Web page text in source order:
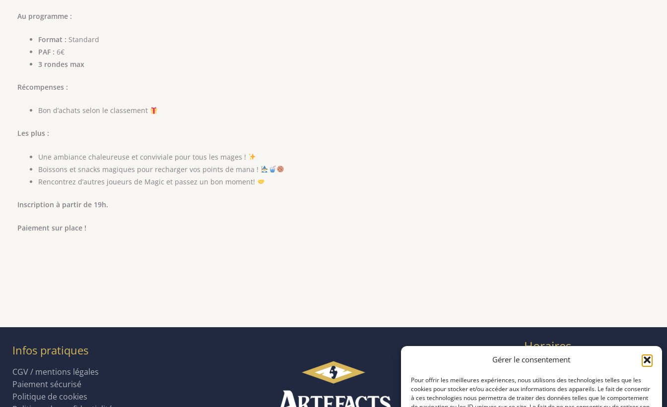
Gérer le consentement
Pour offrir les meilleures expériences, nous utilisons des technologies telles que les
cookies pour stocker et/ou accéder aux informations des appareils. Le fait de consentir
à ces technologies nous permettra de traiter des données telles que le comportement
Au programme :
Format : Standard
PAF : 6€
3 rondes max
Récompenses :
Bon d’achats selon le classement
Les plus :
Une ambiance chaleureuse et conviviale pour tous les mages !
Boissons et snacks magiques pour recharger vos points de mana !
Rencontrez d’autres joueurs de Magic et passez un bon moment!
Inscription à partir de 19h.
Paiement sur place !
Infos pratiques
CGV / mentions légales
Paiement sécurisé
Politique de cookies
Horaires
mardi 11:00–23:00
jeudi 11:00–23:00
vendredi 11:00–23:00